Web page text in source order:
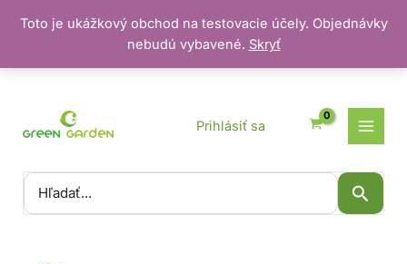
Toto je ukážkový obchod na testovacie účely. Objednávky
nebudú vybavené. Skryť
Vyhľadať:
Prihlásiť sa